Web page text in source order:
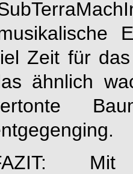
Zeit für
ähnlich